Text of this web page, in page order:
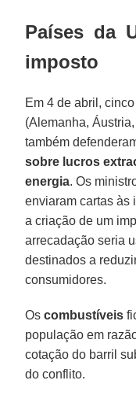
Países da
imposto
Em 4 de abril,
(Alemanha,
também
sobre lucros
energia. Os
enviaram cartas às
a criação de um
arrecadação seria
destinados a
consumidores.
Oscombustíveis
população em
cotação do barril
do conflito.